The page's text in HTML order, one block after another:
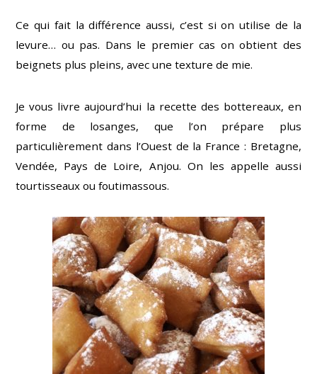
Ce qui fait la différence aussi, c’est si on utilise de la
levure… ou pas. Dans le premier cas on obtient des
beignets plus pleins, avec une texture de mie.
Je vous livre aujourd’hui la recette des bottereaux, en
forme de losanges, que l’on prépare plus
particulièrement dans l’Ouest de la France : Bretagne,
Vendée, Pays de Loire, Anjou. On les appelle aussi
tourtisseaux ou foutimassous.